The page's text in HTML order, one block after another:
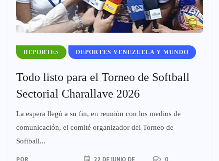
DEPORTES DEPORTES VENEZUELA Y MUNDO
Todo listo para el Torneo de Softball
Sectorial Charallave 2026
La espera llegó a su fin, en reunión con los medios de
comunicación, el comité organizador del Torneo de
Softball...
POR 22 DE JUNIO DE 0